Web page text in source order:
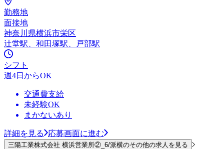
勤務地
面接地
神奈川県横浜市栄区
辻堂駅、和田塚駅、戸部駅
シフト
週4日からOK
交通費支給
未経験OK
まかないあり
詳細を見る 応募画面に進む
三陽工業株式会社 横浜営業所②_6/派横のその他の求人を見る